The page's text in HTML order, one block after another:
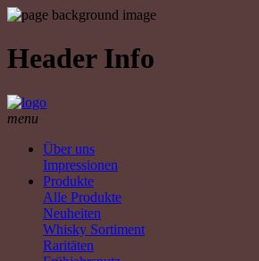
Header Info
menu
Über uns
Impressionen
Produkte
Alle Produkte
Neuheiten
Whisky Sortiment
Raritäten